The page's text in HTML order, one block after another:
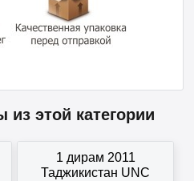
этой категории
1 дирам 2011
Таджикистан UNC